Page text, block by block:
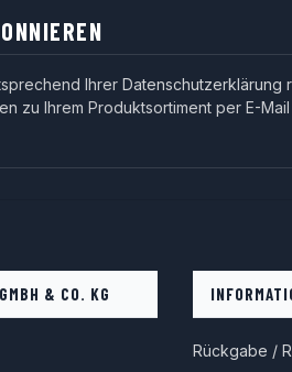
Ihrer Datenschutzerklärung
zu Ihrem Produktsortiment per E-Mail
& CO. KG
Rückgabe /